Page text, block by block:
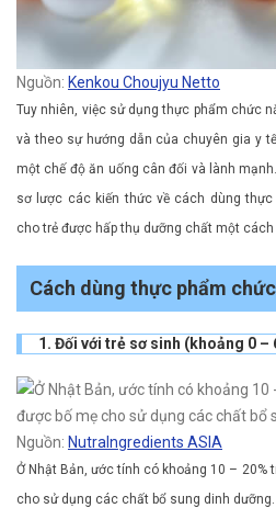
Nguồn: Kenkou Choujyu Netto
Tuy nhiên, việc sử dụng thực phẩm chức
và theo sự hướng dẫn của chuyên gia y
một chế độ ăn uống cân đối và lành
sơ lược các kiến thức về cách dùng
cho trẻ được hấp thụ dưỡng chất một cách
Cách dùng thực phẩm
1. Đối với trẻ sơ sinh (khoảng 0 –
Nguồn: NutraIngredients ASIA
Ở Nhật Bản, ước tính có khoảng 10 – 20%
cho sử dụng các chất bổ sung dinh